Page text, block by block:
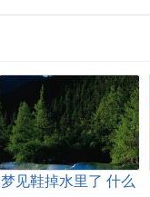
梦见鞋掉水里了 什么